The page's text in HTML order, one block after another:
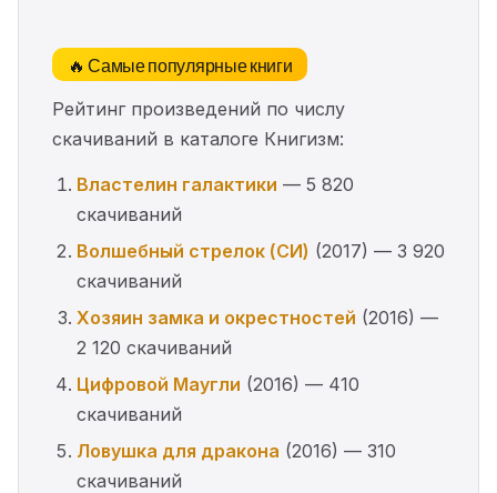
🔥 Самые популярные книги
Рейтинг произведений по числу
скачиваний в каталоге Книгизм:
Властелин галактики — 5 820
скачиваний
Волшебный стрелок (СИ) (2017) — 3 920
скачиваний
Хозяин замка и окрестностей (2016) —
2 120 скачиваний
Цифровой Маугли (2016) — 410
скачиваний
Ловушка для дракона (2016) — 310
скачиваний